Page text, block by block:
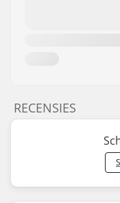
RECENSIES